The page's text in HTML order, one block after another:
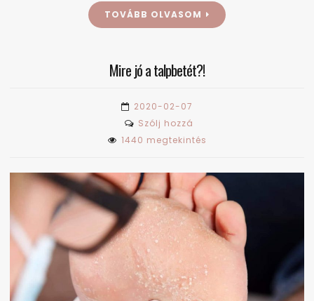
TOVÁBB OLVASOM
Mire jó a talpbetét?!
2020-02-07
Szólj hozzá
Mire
a
talpbetét?!
1440 megtekintés